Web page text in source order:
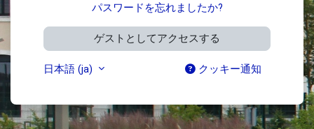
パスワードを忘れましたか?
ゲストとしてアクセスする
日本語 ‎(ja)‎ クッキー通知